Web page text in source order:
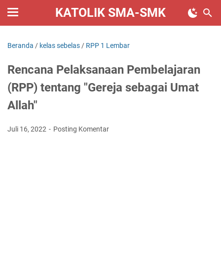
KATOLIK SMA-SMK
Beranda / kelas sebelas / RPP 1 Lembar
Rencana Pelaksanaan Pembelajaran
(RPP) tentang "Gereja sebagai Umat
Allah"
Juli 16, 2022 Posting Komentar